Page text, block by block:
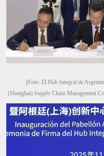
(Foto: El Hub Integral de
(Shanghai) Supply Chain Management